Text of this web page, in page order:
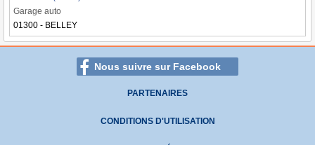
Garage auto
01300 - BELLEY
Nous suivre sur Facebook
PARTENAIRES
CONDITIONS D'UTILISATION